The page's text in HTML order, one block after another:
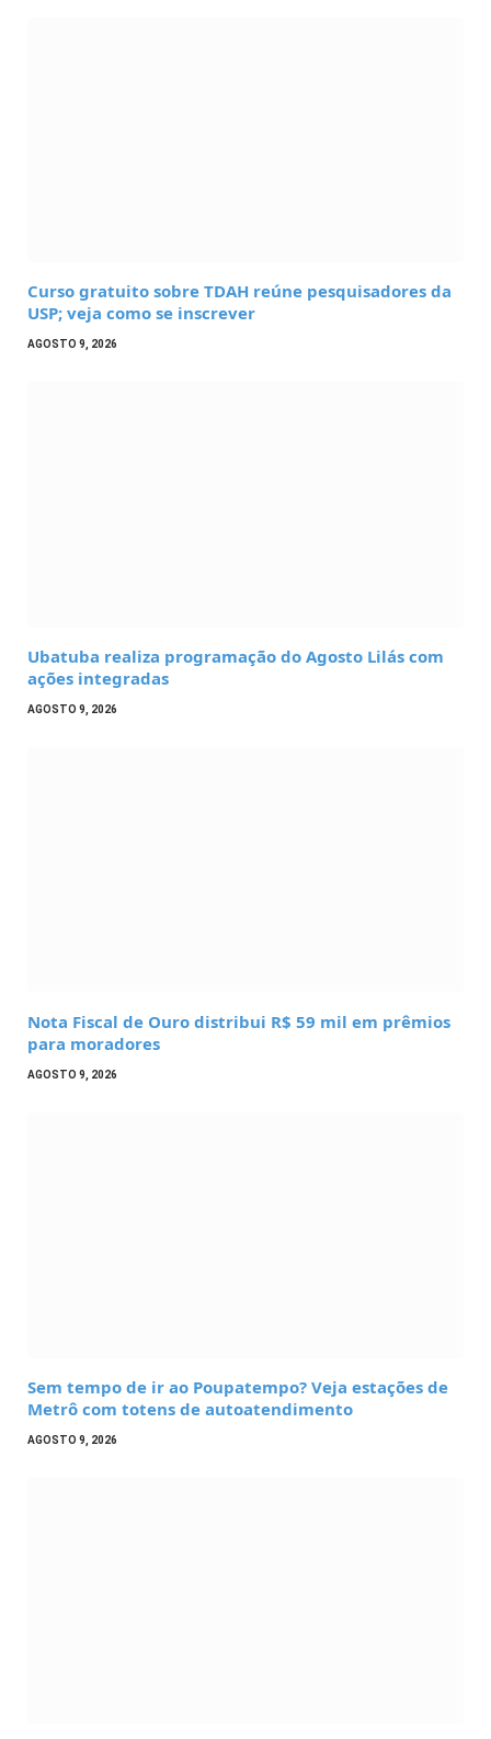
Curso gratuito sobre TDAH reúne pesquisadores da
USP; veja como se inscrever
AGOSTO 9, 2026
Ubatuba realiza programação do Agosto Lilás com
ações integradas
AGOSTO 9, 2026
Nota Fiscal de Ouro distribui R$ 59 mil em prêmios
para moradores
AGOSTO 9, 2026
Sem tempo de ir ao Poupatempo? Veja estações de
Metrô com totens de autoatendimento
AGOSTO 9, 2026